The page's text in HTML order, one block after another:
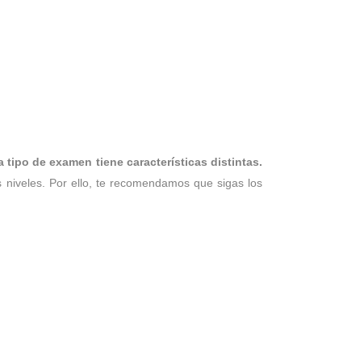
tipo de examen tiene características distintas.
Por ello, te recomendamos que sigas los